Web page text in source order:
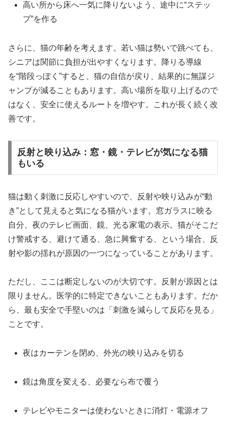
高い所から床へ一気に降りないよう、途中に“ステッ
プ”を作る
さらに、猫の年齢を考えます。若い猫は勢いで跳べても、
シニアは関節に負担が出やすくなります。降りる導線
を“階段っぽく”すると、猫の自信が戻り、結果的に無謀ジ
ャンプが減ることもあります。高い場所を取り上げるので
はなく、安全に使えるルートを増やす。これが長く続く改
善です。
反射と映り込み：窓・鏡・テレビが気になる猫
もいる
猫は動く刺激に反応しやすいので、反射や映り込みが“動
き”として見えると気になる猫がいます。窓ガラスに映る
自分、夜のテレビ画面、鏡、光る家電の表示。猫がそこだ
け警戒する、避けて通る、急に興奮する、という場合、反
射や影の揺れが原因の一つになっていることがあります。
ただし、ここは断定しないのが大切です。反射が原因とは
限りません。医学的に特定できないこともあります。だか
ら、最も安全で手堅いのは「刺激を減らして反応を見る」
ことです。
夜はカーテンを閉め、外光の映り込みを切る
鏡は角度を変える、必要なら布で覆う
テレビやモニターは使わないときに消灯・電源オフ